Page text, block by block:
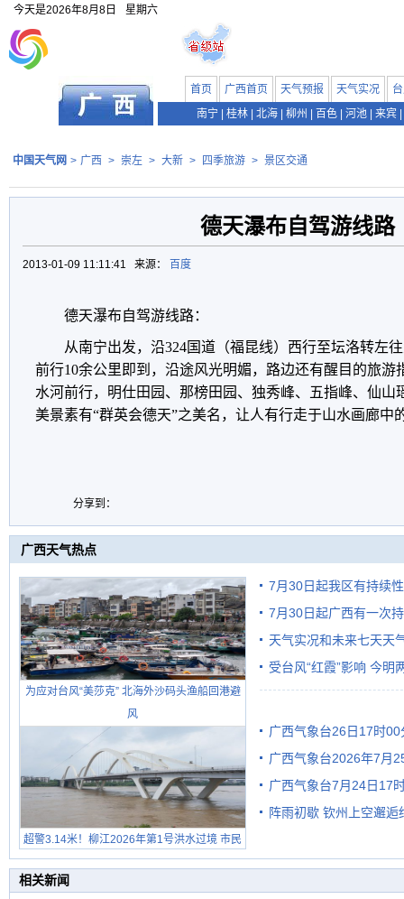
今天是2026年8月8日 星期六
首页 广西首页 天气预报 天气实况
南宁
桂林 北海 柳州 百色 河池 来宾
中国天气网 > 广西 > 崇左 > 大新 > 四季旅游 > 景区交通
德天瀑布自驾游线路
2013-01-09 11:11:41 来源： 百度
德天瀑布自驾游线路：
从南宁出发，沿324国道（福昆线）西行至坛洛转左
前行10余公里即到，沿途风光明媚，路边还有醒目的旅游
水河前行，明仕田园、那榜田园、独秀峰、五指峰、仙山
美景素有“群英会德天”之美名，让人有行走于山水画廊中
分享到：
广西天气热点
为应对台风“美莎克” 北海外沙码头渔船回港避
风
超警3.14米！柳江2026年第1号洪水过境 市民
在堤岸见证汛况
7月30日起我区有持续
7月30日起广西有一次
天气实况和未来七天天
受台风“红霞”影响 今明
广西气象台26日17时
广西气象台2026年7月
级预警
广西气象台7月24日17
阵雨初歇 钦州上空邂逅
相关新闻